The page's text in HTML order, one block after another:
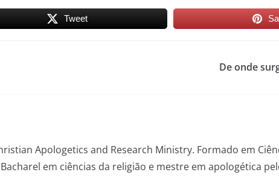
Tweet
De onde
Apologetics and Research Ministry. Formado em
em ciências da religião e mestre em apologética